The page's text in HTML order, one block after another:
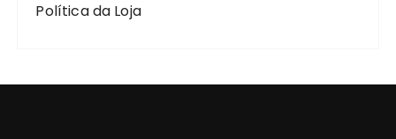
Política da Loja